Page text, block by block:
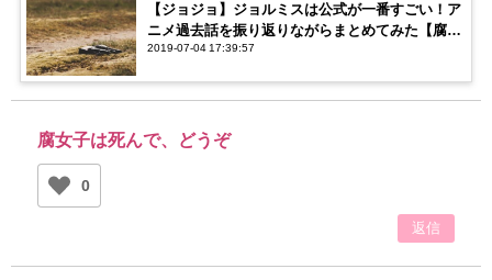
【ジョジョ】ジョルミスは公式が一番すごい！ア
ニメ過去話を振り返りながらまとめてみた【腐ネ
タ】
2019-07-04 17:39:57
腐女子は死んで、どうぞ
0
返信